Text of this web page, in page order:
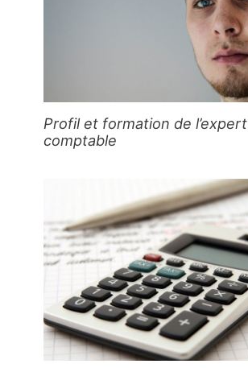
Profil et formation de l’expert
comptable